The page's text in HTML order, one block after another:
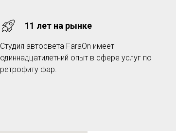
11 лет на рынке
Студия автосвета FaraOn имеет
одиннадцатилетний опыт в сфере услуг по
ретрофиту фар.